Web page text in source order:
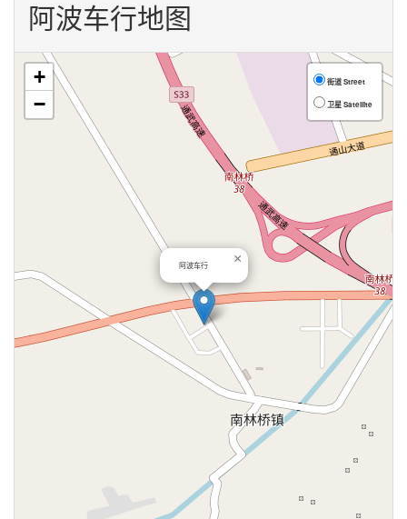
阿波车行地图
阿波车行 ×
+
−
街道 Street
卫星 Satellite